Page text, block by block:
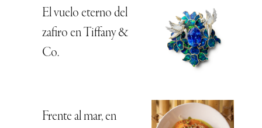
El vuelo eterno del
zafiro en Tiffany &
Co.
Frente al mar, en